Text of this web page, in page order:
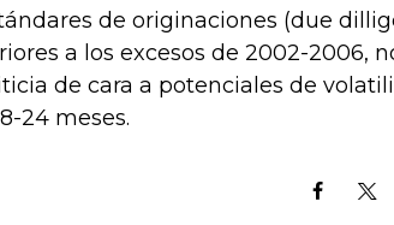
de originaciones (due
a los excesos de 2002-2006,
de cara a potenciales de
24 meses.